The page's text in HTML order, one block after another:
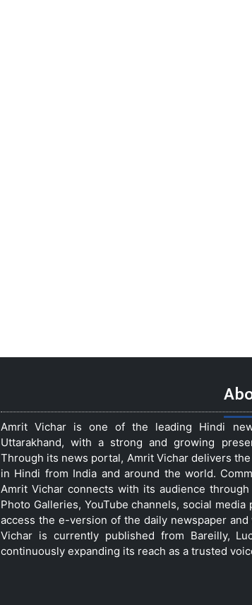
Amrit Vichar is one of the leading Hindi
Uttarakhand, with a strong and growing
Through its news portal, Amrit Vichar delivers
in Hindi from India and around the world.
Amrit Vichar connects with its audience
Photo Galleries, YouTube channels, social
access the e-version of the daily newspaper
Vichar is currently published from Bareilly,
continuously expanding its reach as a trusted